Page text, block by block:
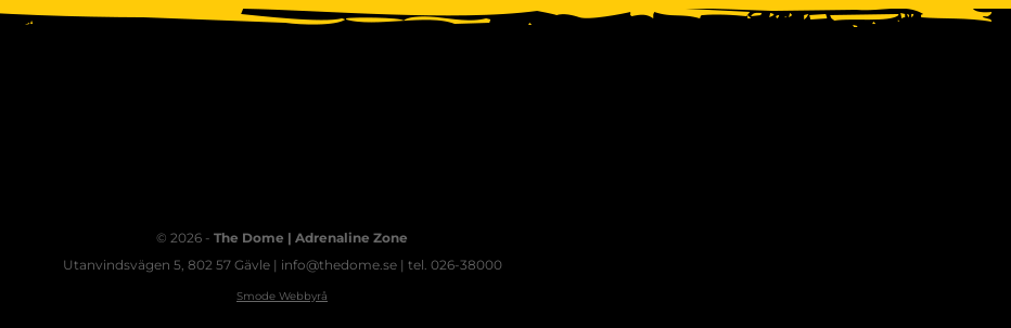
© 2026 - The Dome | Adrenaline Zone
Utanvindsvägen 5, 802 57 Gävle | info@thedome.se | tel. 026-38000
Smode Webbyrå